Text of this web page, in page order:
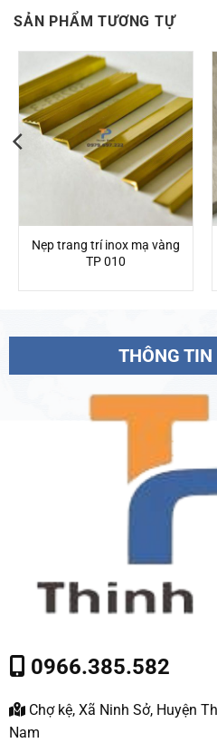
SẢN PHẨM TƯƠNG TỰ
Nẹp trang trí inox mạ vàng
TP 010
THÔNG TIN
0966.385.582
Chợ kệ, Xã Ninh Sở, Huyện
Nam